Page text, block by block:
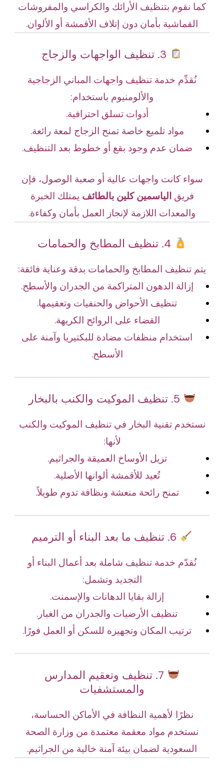
كما نقوم بتنظيف الأرائك والكراسي والمفروشات
القماشية بأمان دون إتلاف الأقمشة أو الألوان.
نُقدِّم خدمة تنظيف واجهات المباني الزجاجية
والألومنيوم باستخدام:
أدوات تسلق احترافية.
مواد تلميع خاصة تمنح الزجاج لمعة رائعة.
ضمان عدم وجود بقع أو خطوط بعد التنظيف.
سواء كانت واجهات عالية أو صعبة الوصول، فإن
فريقالياسمين كلين بالطائف يمتلك الخبرة
والمعدات اللازمة لإنجاز العمل بأمان وكفاءة.
يتم تنظيف المطابخ والحمامات بدقة وعناية فائقة:
إزالة الدهون المتراكمة من الجدران والأسطح.
تنظيف الأحواض والحنفيات وتعقيمها.
القضاء على الروائح الكريهة.
استخدام منظفات مضادة للبكتيريا وآمنة على
الأسطح.
نستخدم تقنية البخار في تنظيف الموكيت والكنب
لأنها:
تزيل الأوساخ العميقة والجراثيم.
تُعيد للأقمشة ألوانها الأصلية.
تمنح رائحة منعشة ونظافة تدوم طويلاً.
نُقدّم خدمة تنظيف شاملة بعد أعمال البناء أو
التجديد وتشمل:
إزالة بقايا الدهانات والإسمنت.
تنظيف الأرضيات والجدران من الغبار.
ترتيب المكان وتجهيزه للسكن أو العمل فورًا.
7. تنظيف وتعقيم المدارس
والمستشفيات
نظرًا لأهمية النظافة في الأماكن الحساسة،
نستخدم مواد معقمة معتمدة من وزارة الصحة
السعودية لضمان بيئة آمنة خالية من الجراثيم.